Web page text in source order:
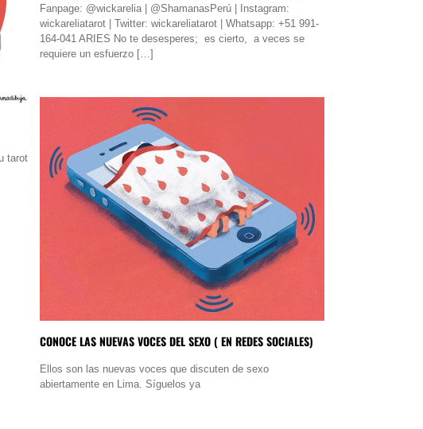
Fanpage: @wickarelia | @ShamanasPerú | Instagram:
wickareliatarot | Twitter: wickareliatarot | Whatsapp: +51 991-
164-041 ARIES No te desesperes; es cierto, a veces se
requiere un esfuerzo […]
tarot
CONOCE LAS NUEVAS VOCES DEL SEXO ( EN REDES SOCIALES)
Ellos son las nuevas voces que discuten de sexo
abiertamente en Lima. Síguelos ya